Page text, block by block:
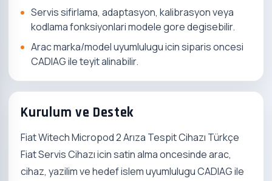
Servis sifirlama, adaptasyon, kalibrasyon veya
kodlama fonksiyonlari modele gore degisebilir.
Arac marka/model uyumlulugu icin siparis oncesi
CADIAG ile teyit alinabilir.
Kurulum ve Destek
Fiat Witech Micropod 2 Arıza Tespit Cihazı Türkçe
Fiat Servis Cihazı icin satin alma oncesinde arac,
cihaz, yazilim ve hedef islem uyumlulugu CADIAG ile